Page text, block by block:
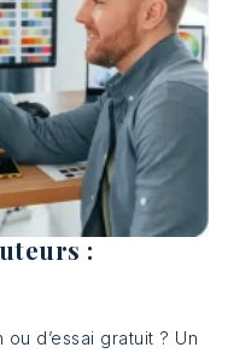
:
d’essai gratuit ? Un